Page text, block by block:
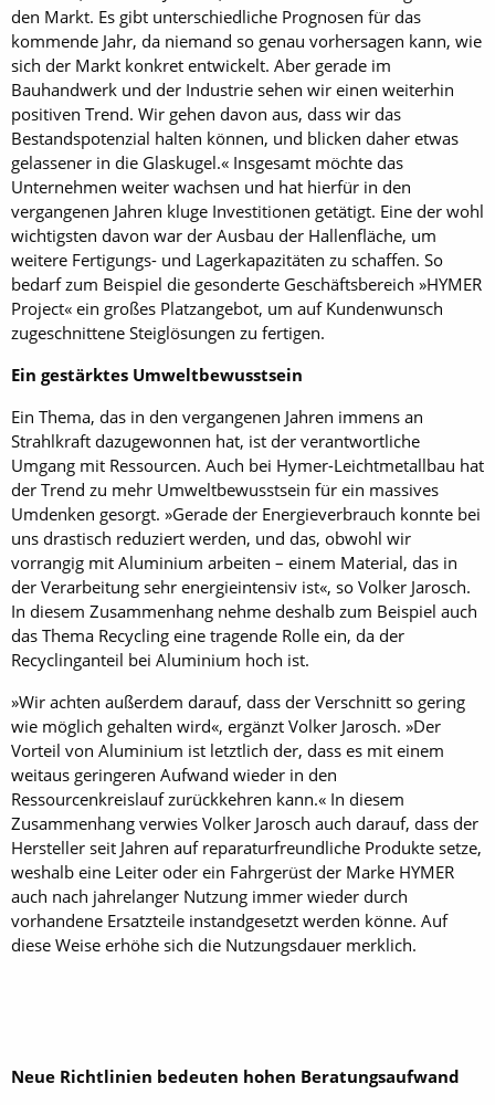
den Markt. Es gibt unterschiedliche Prognosen für das
kommende Jahr, da niemand so genau vorhersagen kann, wie
sich der Markt konkret entwickelt. Aber gerade im
Bauhandwerk und der Industrie sehen wir einen weiterhin
positiven Trend. Wir gehen davon aus, dass wir das
Bestandspotenzial halten können, und blicken daher etwas
gelassener in die Glaskugel.« Insgesamt möchte das
Unternehmen weiter wachsen und hat hierfür in den
vergangenen Jahren kluge Investitionen getätigt. Eine der wohl
wichtigsten davon war der Ausbau der Hallenfläche, um
weitere Fertigungs- und Lagerkapazitäten zu schaffen. So
bedarf zum Beispiel die gesonderte Geschäftsbereich »HYMER
Project« ein großes Platzangebot, um auf Kundenwunsch
zugeschnittene Steiglösungen zu fertigen.
Ein gestärktes Umweltbewusstsein
Ein Thema, das in den vergangenen Jahren immens an
Strahlkraft dazugewonnen hat, ist der verantwortliche
Umgang mit Ressourcen. Auch bei Hymer-Leichtmetallbau hat
der Trend zu mehr Umweltbewusstsein für ein massives
Umdenken gesorgt. »Gerade der Energieverbrauch konnte bei
uns drastisch reduziert werden, und das, obwohl wir
vorrangig mit Aluminium arbeiten – einem Material, das in
der Verarbeitung sehr energieintensiv ist«, so Volker Jarosch.
In diesem Zusammenhang nehme deshalb zum Beispiel auch
das Thema Recycling eine tragende Rolle ein, da der
Recyclinganteil bei Aluminium hoch ist.
»Wir achten außerdem darauf, dass der Verschnitt so gering
wie möglich gehalten wird«, ergänzt Volker Jarosch. »Der
Vorteil von Aluminium ist letztlich der, dass es mit einem
weitaus geringeren Aufwand wieder in den
Ressourcenkreislauf zurückkehren kann.« In diesem
Zusammenhang verwies Volker Jarosch auch darauf, dass der
Hersteller seit Jahren auf reparaturfreundliche Produkte setze,
weshalb eine Leiter oder ein Fahrgerüst der Marke HYMER
auch nach jahrelanger Nutzung immer wieder durch
vorhandene Ersatzteile instandgesetzt werden könne. Auf
diese Weise erhöhe sich die Nutzungsdauer merklich.
Neue Richtlinien bedeuten hohen Beratungsaufwand